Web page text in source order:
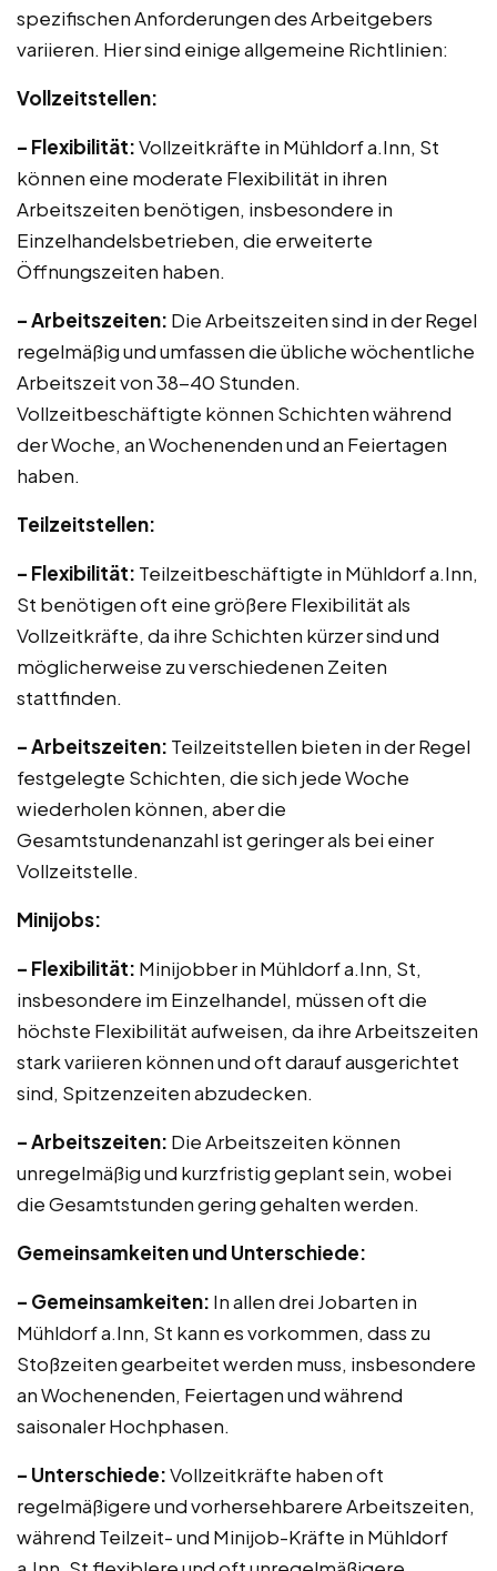
spezifischen Anforderungen des Arbeitgebers
variieren. Hier sind einige allgemeine Richtlinien:
Vollzeitstellen:
– Flexibilität:Vollzeitkräfte in Mühldorf a.Inn, St
können eine moderate Flexibilität in ihren
Arbeitszeiten benötigen, insbesondere in
Einzelhandelsbetrieben, die erweiterte
Öffnungszeiten haben.
– Arbeitszeiten: Die Arbeitszeiten sind in der Regel
regelmäßig und umfassen die übliche wöchentliche
Arbeitszeit von 38-40 Stunden.
Vollzeitbeschäftigte können Schichten während
der Woche, an Wochenenden und an Feiertagen
haben.
Teilzeitstellen:
– Flexibilität: Teilzeitbeschäftigte in Mühldorf a.Inn,
St benötigen oft eine größere Flexibilität als
Vollzeitkräfte, da ihre Schichten kürzer sind und
möglicherweise zu verschiedenen Zeiten
stattfinden.
– Arbeitszeiten: Teilzeitstellen bieten in der Regel
festgelegte Schichten, die sich jede Woche
wiederholen können, aber die
Gesamtstundenanzahl ist geringer als bei einer
Vollzeitstelle.
Minijobs:
– Flexibilität: Minijobber in Mühldorf a.Inn, St,
insbesondere im Einzelhandel, müssen oft die
höchste Flexibilität aufweisen, da ihre Arbeitszeiten
stark variieren können und oft darauf ausgerichtet
sind, Spitzenzeiten abzudecken.
– Arbeitszeiten: Die Arbeitszeiten können
unregelmäßig und kurzfristig geplant sein, wobei
die Gesamtstunden gering gehalten werden.
Gemeinsamkeiten und Unterschiede:
– Gemeinsamkeiten: In allen drei Jobarten in
Mühldorf a.Inn, St kann es vorkommen, dass zu
Stoßzeiten gearbeitet werden muss, insbesondere
an Wochenenden, Feiertagen und während
saisonaler Hochphasen.
– Unterschiede:Vollzeitkräfte haben oft
regelmäßigere und vorhersehbarere Arbeitszeiten,
während Teilzeit- und Minijob-Kräfte in Mühldorf